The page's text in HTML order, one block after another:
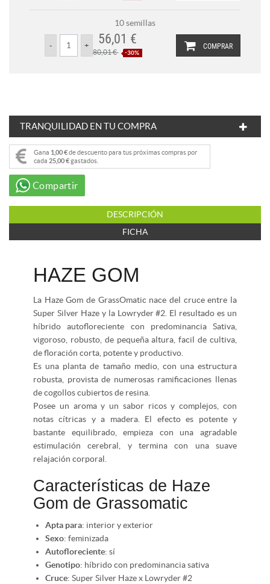
10 semillas
COMPRAR
56,01 €
80,01 € -30%
TRANQUILIDAD EN TU COMPRA
Gana 1,00 €de descuento para tus próximas compras por
cada 25,00 €gastados.
Compartir
DESCRIPCIÓN
FICHA
HAZE GOM
La Haze Gom de GrassOmatic nace del cruce entre la
Super Silver Haze y la Lowryder #2. El resultado es un
híbrido autofloreciente con predominancia Sativa,
vigoroso, robusto, de pequeña altura, facil de cultiva,
de floración corta, potente y productivo.
Es una planta de tamaño medio, con una estructura
robusta, provista de numerosas ramificaciones llenas
de cogollos cubiertos de resina.
Posee un aroma y un sabor ricos y complejos, con
notas cítricas y a madera. El efecto es potente y
bastante equilibrado, empieza con una agradable
estimulación cerebral, y termina con una suave
relajación corporal.
Características de Haze
Gom de Grassomatic
Apta para: interior y exterior
Sexo: feminizada
Autofloreciente: sí
Genotipo: híbrido con predominancia sativa
Cruce: Super Silver Haze x Lowryder #2